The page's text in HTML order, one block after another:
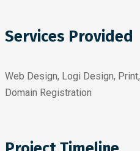
Services Provided
Web Design, Logi Design, Print,
Domain Registration